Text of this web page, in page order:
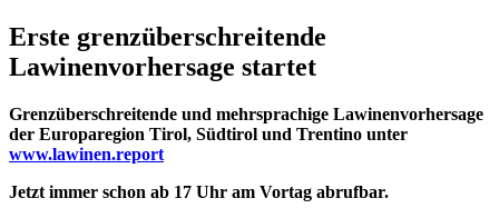
Erste grenzüberschreitende
Lawinenvorhersage startet
Grenzüberschreitende und mehrsprachige Lawinenvorhersage
der Europaregion Tirol, Südtirol und Trentino unter
www.lawinen.report
Jetzt immer schon ab 17 Uhr am Vortag abrufbar.